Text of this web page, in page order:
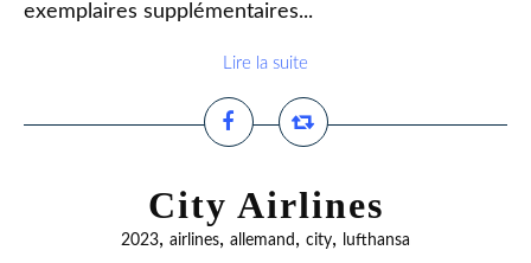
exemplaires supplémentaires...
Lire la suite
City Airlines
2023, airlines, allemand , city, lufthansa